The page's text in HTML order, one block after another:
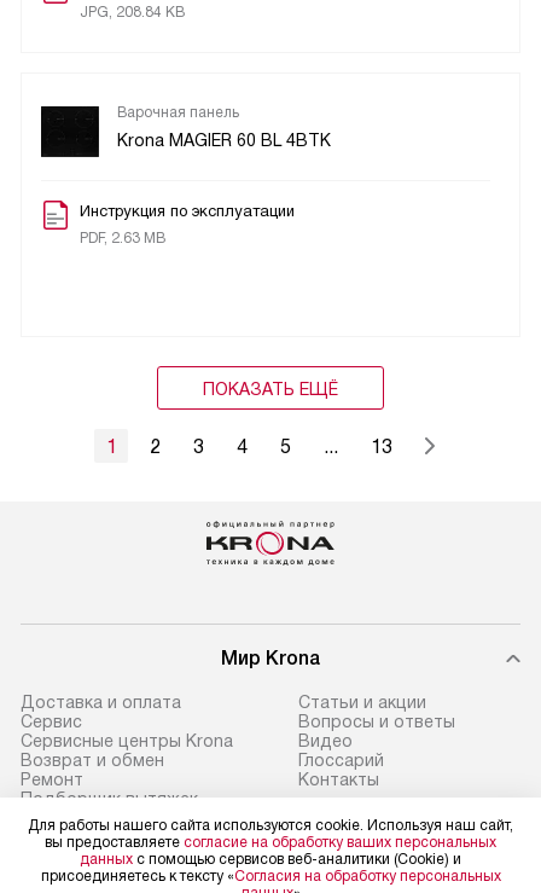
JPG, 208.84 KB
Варочная панель
Krona MAGIER 60 BL 4BTK
Инструкция по эксплуатации
PDF, 2.63 MB
ПОКАЗАТЬ ЕЩЁ
1 2 3 4 5 ... 13
Мир Krona
Доставка и оплата
Сервис
Сервисные центры Krona
Возврат и обмен
Ремонт
Подборщик вытяжек
Статьи и акции
Вопросы и ответы
Видео
Глоссарий
Контакты
Для работы нашего сайта используются cookie. Используя наш сайт,
вы предоставляете согласие на обработку ваших персональных
данных с помощью сервисов веб-аналитики (Cookie) и
присоединяетесь к тексту «Согласия на обработку персональных